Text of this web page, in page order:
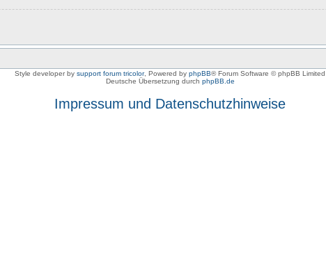
Style developer by support forum tricolor, Powered by phpBB® Forum Software © phpBB Limited
Deutsche Übersetzung durch phpBB.de
Impressum und Datenschutzhinweise